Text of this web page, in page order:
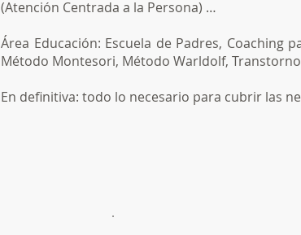
(Atención Centrada a la Persona) …
Área Educación: Escuela de Padres, Coaching
Método Montesori, Método Warldolf,
En definitiva: todo lo necesario para cubrir las